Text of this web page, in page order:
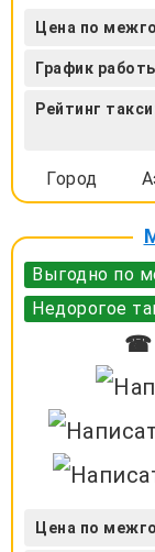
Цена по
График
Рейтинг
Город
Выгодно по
Недорогое
☎
Цена по